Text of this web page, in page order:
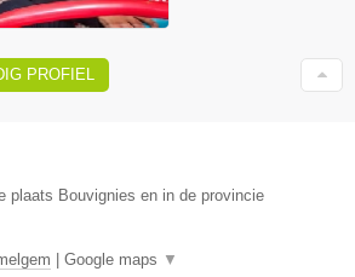
PROFIEL
plaats Bouvignies en in de provincie
Google maps ▼